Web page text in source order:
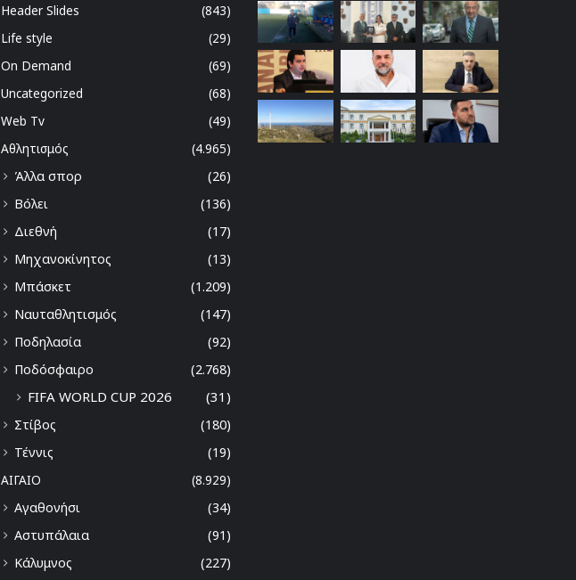
Header Slides
(843)
Life style
(29)
On Demand
(69)
Uncategorized
(68)
Web Tv
(49)
Αθλητισμός
(4.965)
Άλλα σπορ
(26)
Βόλει
(136)
Διεθνή
(17)
Μηχανοκίνητος
(13)
Μπάσκετ
(1.209)
Ναυταθλητισμός
(147)
Ποδηλασία
(92)
Ποδόσφαιρο
(2.768)
FIFA WORLD CUP 2026 (31)
Στίβος
(180)
Τέννις
(19)
ΑΙΓΑΙΟ
(8.929)
Αγαθονήσι
(34)
Αστυπάλαια
(91)
Κάλυμνος
(227)